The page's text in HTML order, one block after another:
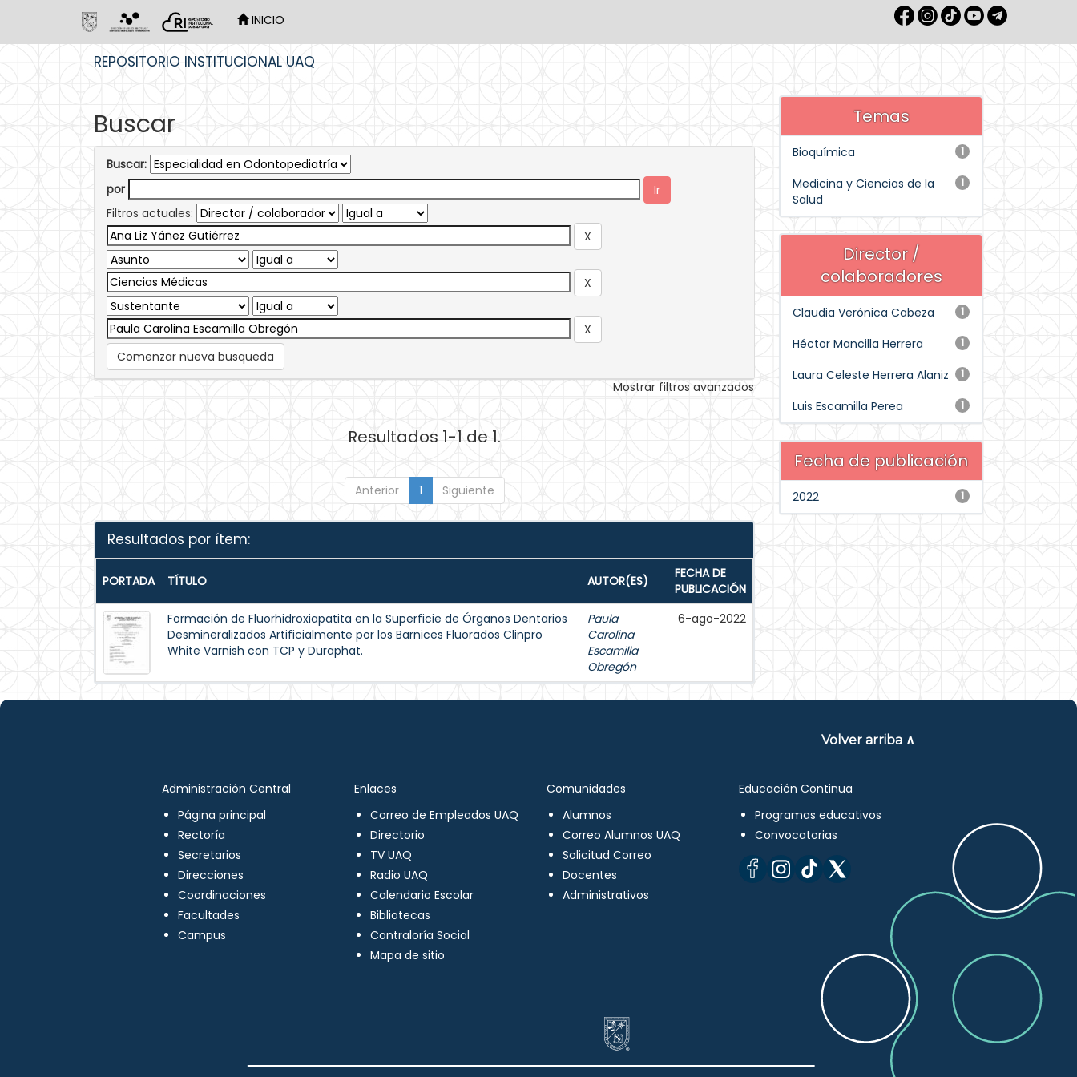
INICIO
REPOSITORIO INSTITUCIONAL UAQ
Buscar
Buscar:
por
Filtros actuales:
Comenzar nueva busqueda
Mostrar filtros avanzados
Resultados 1-1 de 1.
Anterior 1 Siguiente
Resultados por ítem:
PORTADA TÍTULO AUTOR(ES)
FECHA DE
PUBLICACIÓN
Formación de Fluorhidroxiapatita en la Superficie de Órganos Dentarios
Desmineralizados Artificialmente por los Barnices Fluorados Clinpro
White Varnish con TCP y Duraphat.
Paula
Carolina
Escamilla
Obregón
6-ago-2022
Temas
1
Bioquímica
1
Medicina y Ciencias de la
Salud
Director /
colaboradores
1
Claudia Verónica Cabeza
1
Héctor Mancilla Herrera
1
Laura Celeste Herrera Alaniz
1
Luis Escamilla Perea
Fecha de publicación
1
2022
Volver arriba ∧
Administración Central
Página principal
Rectoría
Secretarios
Direcciones
Coordinaciones
Facultades
Campus
Enlaces
Correo de Empleados UAQ
Directorio
TV UAQ
Radio UAQ
Calendario Escolar
Bibliotecas
Contraloría Social
Mapa de sitio
Comunidades
Alumnos
Correo Alumnos UAQ
Solicitud Correo
Docentes
Administrativos
Educación Continua
Programas educativos
Convocatorias